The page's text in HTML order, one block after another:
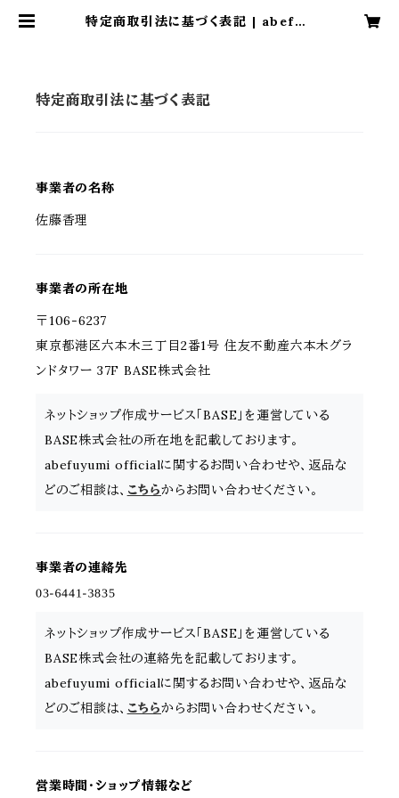
特定商取引法に基づく表記 | abefuy
特定商取引法に基づく表記
事業者の名称
佐藤香理
事業者の所在地
〒106-6237
東京都港区六本木三丁目2番1号 住友不動産六本木グラ
ンドタワー 37F BASE株式会社
ネットショップ作成サービス「BASE」を運営している
BASE株式会社の所在地を記載しております。
abefuyumi officialに関するお問い合わせや、返品な
どのご相談は、 こちらからお問い合わせください。
事業者の連絡先
ネットショップ作成サービス「BASE」を運営している
BASE株式会社の連絡先を記載しております。
abefuyumi officialに関するお問い合わせや、返品な
どのご相談は、 こちらからお問い合わせください。
営業時間・ショップ情報など